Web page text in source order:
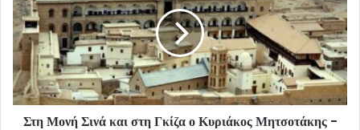
Στη Μονή Σινά και στη Γκίζα ο Κυριάκος Μητσοτάκης -